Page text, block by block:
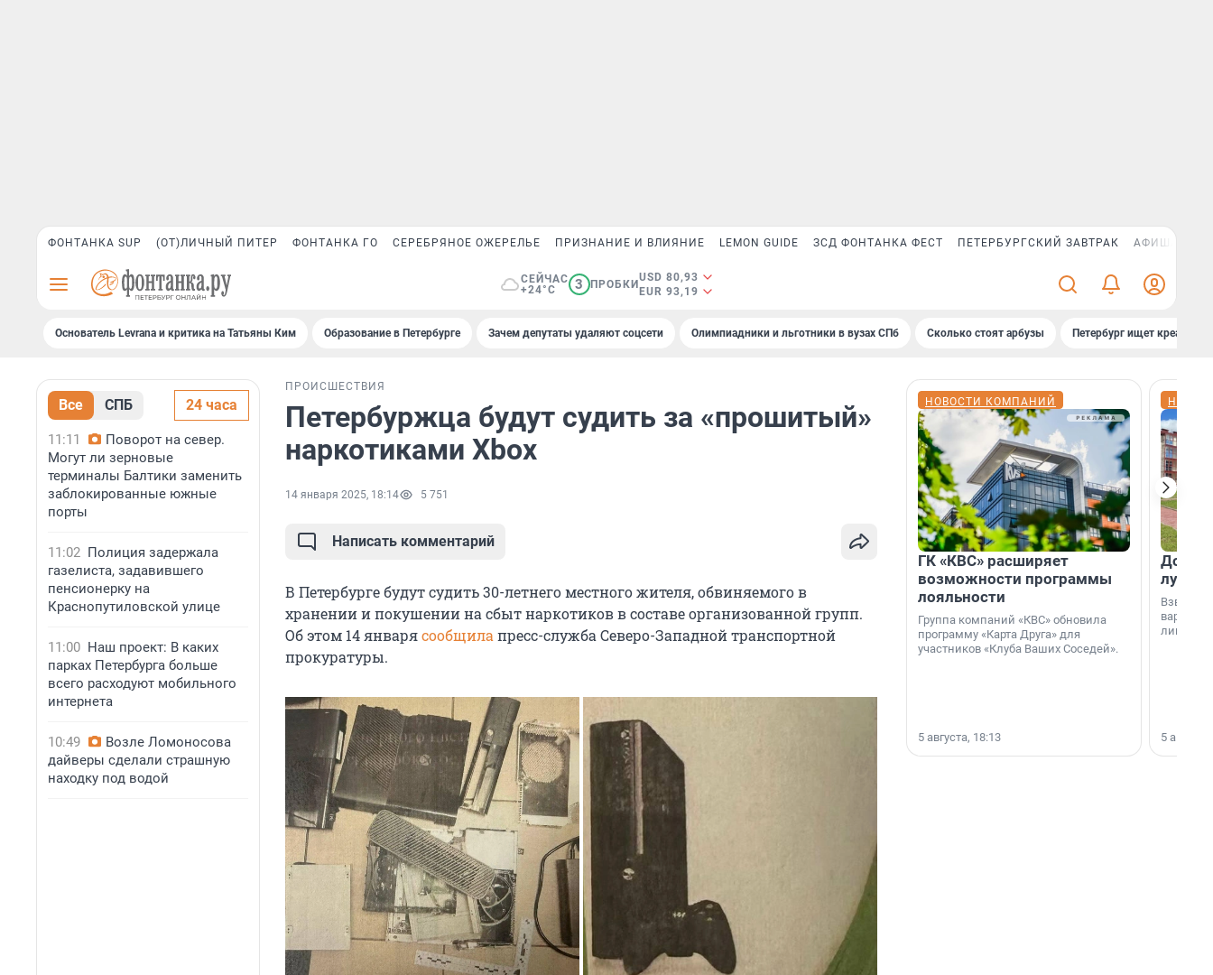
ФОНТАНКА SUP (ОТ)ЛИЧНЫЙ ПИТЕР ФОНТАНКА ГО СЕРЕБРЯНОЕ ОЖЕРЕЛЬЕ ПРИЗНАНИЕ И ВЛИЯНИЕ LEMON GUIDE ЗСД ФОНТАНКА ФЕСТ ПЕТЕРБУРГСКИЙ ЗАВТРАК АФИША PLUS
СЕЙЧАС
+24°C
3 ПРОБКИ
USD 80,93
EUR 93,19
Основатель Levrana и критика на Татьяны Ким Образование в Петербурге Зачем депутаты удаляют соцсети Олимпиадники и льготники в вузах СПб Сколько стоят арбузы Петербург ищет креатив
Все СПБ 24 часа
11:11
Поворот на север.
Могут ли зерновые
терминалы Балтики заменить
заблокированные южные
порты
11:02 Полиция задержала
газелиста, задавившего
пенсионерку на
Краснопутиловской улице
11:00 Наш проект: В каких
парках Петербурга больше
всего расходуют мобильного
интернета
10:49
Возле Ломоносова
дайверы сделали страшную
находку под водой
ПРОИСШЕСТВИЯ
Петербуржца будут судить за «прошитый»
наркотиками Xbox
14 января 2025, 18:14 5 751
Написать комментарий
В Петербурге будут судить 30-летнего местного жителя, обвиняемого в
хранении и покушении на сбыт наркотиков в составе организованной групп.
Об этом 14 январясообщила пресс-служба Северо-Западной транспортной
прокуратуры.
НОВОСТИ КОМПАНИЙ
ГК «КВС» расширяет
возможности программы
лояльности
Группа компаний «КВС» обновила
программу «Карта Друга» для
участников «Клуба Ваших Соседей».
5 августа, 18:13
Дом
лучше
лишнего
5